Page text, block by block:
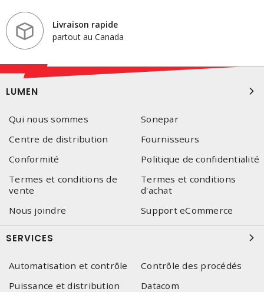
Livraison rapide
partout au Canada
LUMEN
Qui nous sommes
Sonepar
Centre de distribution
Fournisseurs
Conformité
Politique de confidentialité
Termes et conditions de
vente
Termes et conditions
d'achat
Nous joindre
Support eCommerce
SERVICES
Automatisation et contrôle
Contrôle des procédés
Puissance et distribution
Datacom